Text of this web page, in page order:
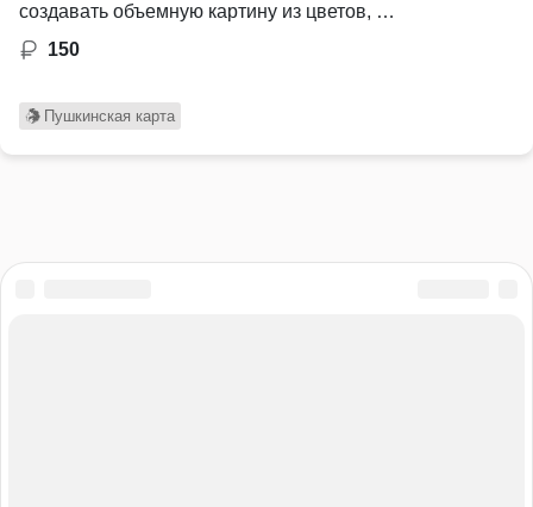
создавать объемную картину из цветов, …
150
Пушкинская карта